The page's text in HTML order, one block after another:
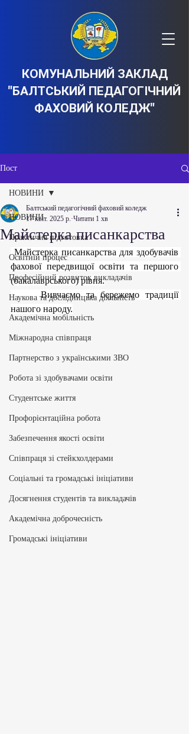
КОМУНАЛЬНИЙ ЗАКЛАД
"БАЛТСЬКИЙ ПЕДАГОГІЧНИЙ
ФАХОВИЙ КОЛЕДЖ"
Пост
НОВИНИ
Практична підготовка
Освітній процес
Професійний розвиток викладачів
Наукова та дослідницька діяльність
Академічна мобільність
Міжнародна співпраця
Партнерство з українськими ЗВО
Робота зі здобувачами освіти
Студентське життя
Профорієнтаційна робота
Забезпечення якості освіти
Співпраця зі стейкхолдерами
Соціальні та громадські ініціативи
Досягнення студентів та викладачів
Академічна доброчесність
Громадські ініціативи
НОВИНИ
Майстерка писанкарства
Балтський педагогічний фаховий коледж
17 квіт. 2025 р. Читати 1 хв
Майстерка писанкарства для здобувачів
фахової передвищої освіти та першого
(бакалаврського) рівня.
     Вивчаємо та бережемо традиції
нашого народу.